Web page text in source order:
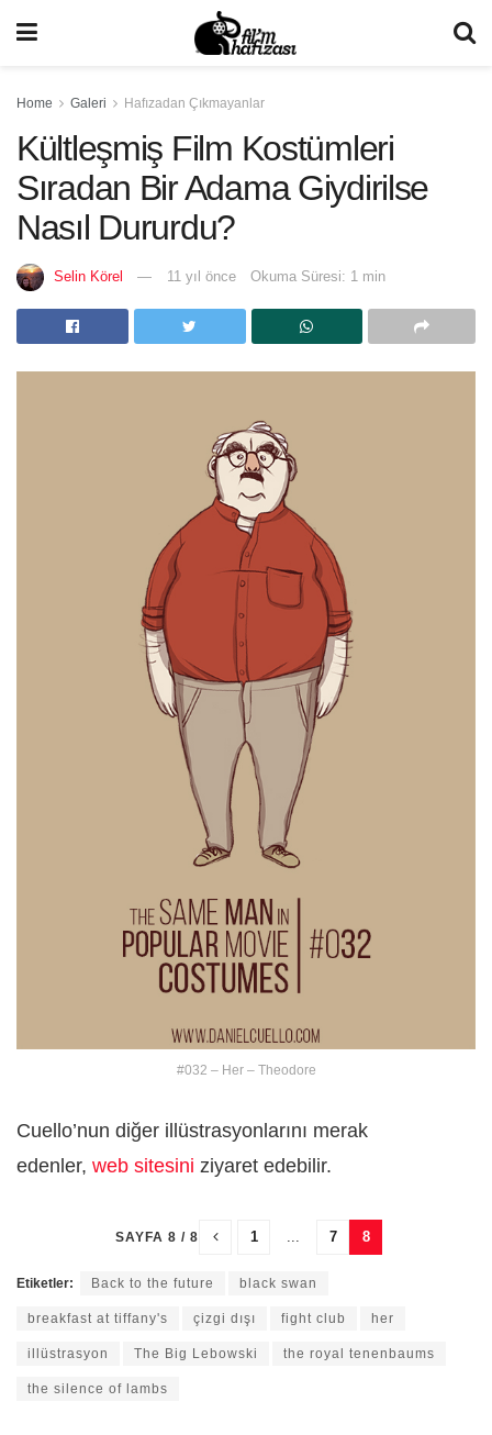
Home Galeri Hafızadan Çıkmayanlar
Kültleşmiş Film Kostümleri
Sıradan Bir Adama Giydirilse
Nasıl Dururdu?
Selin Körel 11 yıl önce Okuma Süresi: 1 min
#032 – Her – Theodore
Cuello’nun diğer illüstrasyonlarını merak
edenler, web sitesini ziyaret edebilir.
SAYFA 8 / 8 1 ... 7 8
Etiketler: Back to the future black swan
breakfast at tiffany's çizgi dışı fight club her
illüstrasyon The Big Lebowski the royal tenenbaums
the silence of lambs